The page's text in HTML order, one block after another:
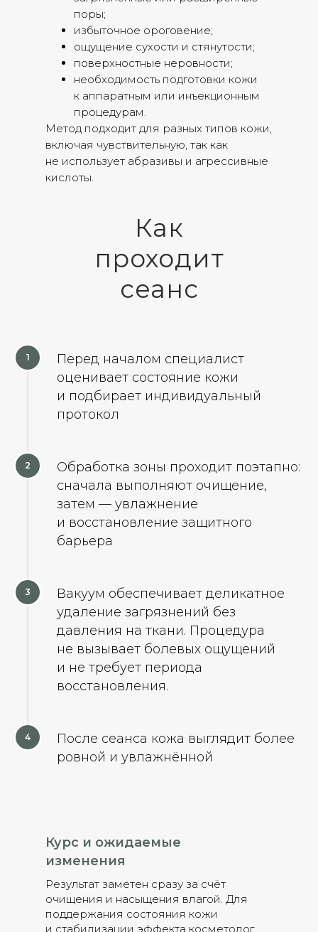
поры;
избыточное ороговение;
ощущение сухости и стянутости;
поверхностные неровности;
необходимость подготовки кожи
к аппаратным или инъекционным
процедурам.
Метод подходит для разных типов кожи,
включая чувствительную, так как
не использует абразивы и агрессивные
кислоты.
Как
проходит
сеанс
Перед началом специалист
оценивает состояние кожи
и подбирает индивидуальный
протокол
Обработка зоны проходит поэтапно:
сначала выполняют очищение,
затем — увлажнение
и восстановление защитного
барьера
Вакуум обеспечивает деликатное
удаление загрязнений без
давления на ткани. Процедура
не вызывает болевых ощущений
и не требует периода
восстановления.
После сеанса кожа выглядит более
ровной и увлажнённой
Результат заметен сразу за счёт
очищения и насыщения влагой. Для
поддержания состояния кожи
и стабилизации эффекта косметолог
Курс и ожидаемые
изменения